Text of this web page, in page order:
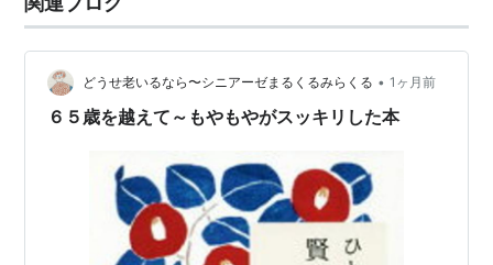
行本・文庫本約70点を出版。軽快なリズムで日常
をさりげなく描くエッセーは、特に30─50代の女
性の共感を誘い、熱心なファンが多い。2001年に
虫垂がん手術を受けた自らの体験をつづった『が
どうせ老いるなら〜シニアーゼまるくるみらくる • 1ヶ月前
６５歳を越えて～もやもやがスッキリした本